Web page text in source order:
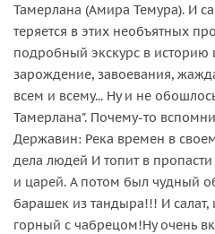
Тамерлана (Амира Темура). И
теряется в этих необъятных
подробный экскурс в
зарождение, завоевания,
всем и всему... Ну и не
Тамерлана". Почему-то
Державин: Река времен в
дела людей И топит в
и царей. А потом был чудный
барашек из тандыра!!! И
горный с чабрецом!Ну очень